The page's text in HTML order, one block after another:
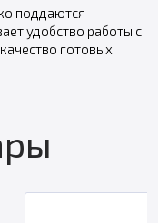
поддаются
удобство работы с
готовых